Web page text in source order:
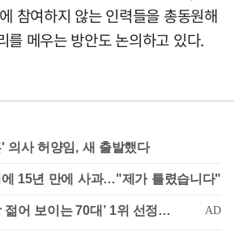
참여하지 않는 인력들을 총동원해
를 메우는 방안도 논의하고 있다.
의사 허양임, 새 출발했다
에 15년 만에 사과…"제가 틀렸습니다"